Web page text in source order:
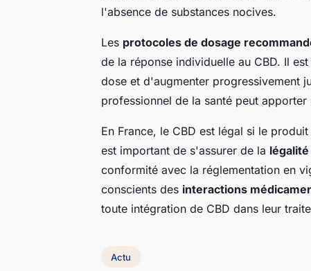
l'absence de substances nocives.
Les protocoles de dosage
de la réponse individuelle au CBD. Il
dose et d'augmenter progressivement
professionnel de la santé peut
En France, le CBD est légal si le
est important de s'assurer de la
conformité avec la réglementation en
conscients des interactions
toute intégration de CBD dans leur
Actu